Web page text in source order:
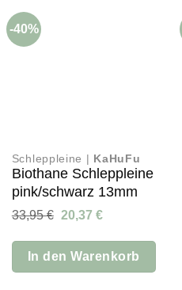
-40%
Schleppleine | KaHuFu
Biothane Schleppleine
pink/schwarz 13mm
33,95€
Ursprünglicher
war:
33,95 €
20,37 €Aktueller
ist:
20,37 €.
In den Warenkorb